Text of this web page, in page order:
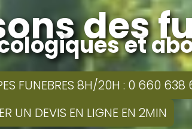
des
et
FUNEBRES 8H/20H : 0 660 638
UN DEVIS EN LIGNE EN 2MIN